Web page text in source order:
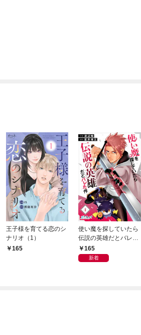
王子様を育てる恋のシ
ナリオ（1）
165
使い魔を探していたら
伝説の英雄だとバレた
件（1）
165
新着